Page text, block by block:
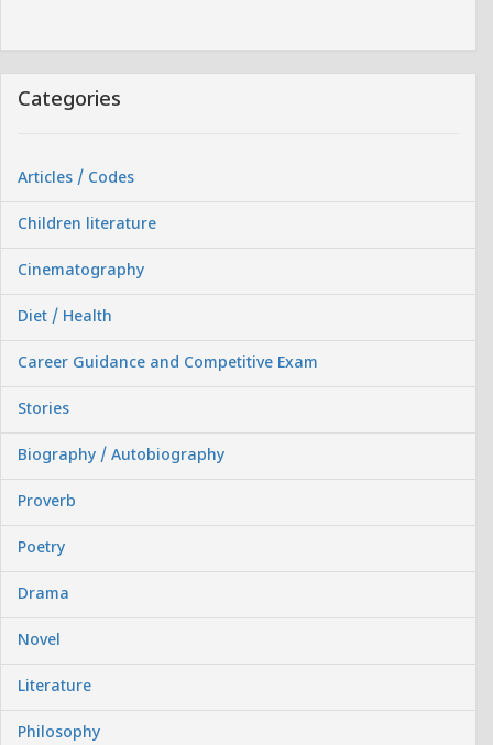
Categories
Articles / Codes
Children literature
Cinematography
Diet / Health
Career Guidance and Competitive Exam
Stories
Biography / Autobiography
Proverb
Poetry
Drama
Novel
Literature
Philosophy